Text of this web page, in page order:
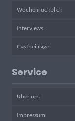
Wochenrückblick
Interviews
Gastbeiträge
Service
Über uns
Impressum